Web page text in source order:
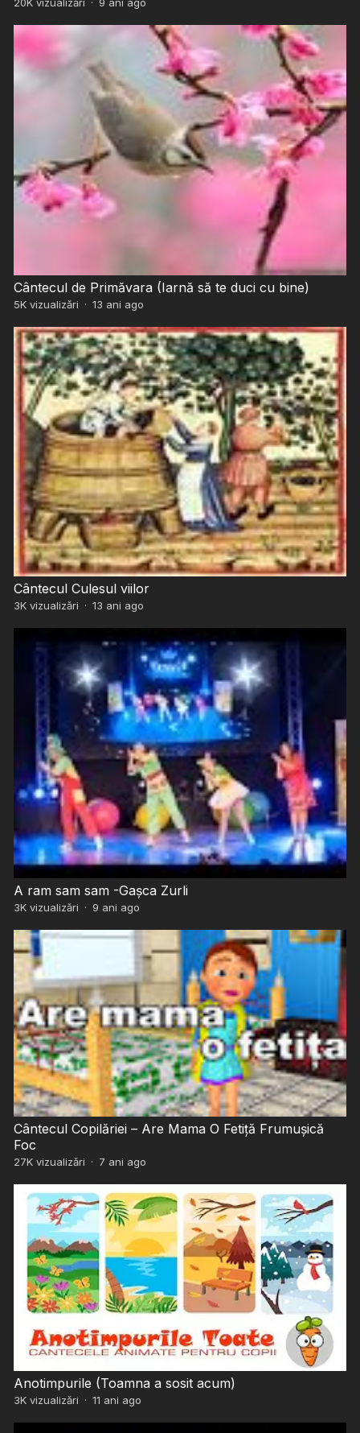
20Kvizualizări · 9 ani ago
Cântecul de Primăvara (Iarnă să te duci cu bine)
5Kvizualizări · 13 ani ago
Cântecul Culesul viilor
3Kvizualizări · 13 ani ago
A ram sam sam -Gașca Zurli
3Kvizualizări · 9 ani ago
Cântecul Copilăriei – Are Mama O Fetiță Frumușică
Foc
27Kvizualizări · 7 ani ago
Anotimpurile (Toamna a sosit acum)
3Kvizualizări · 11 ani ago